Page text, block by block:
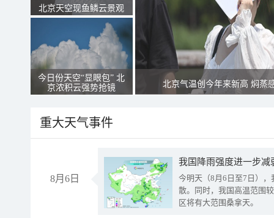
北京天空现鱼鳞云景观
今日份天空“显眼包” 北
京浓积云强势抢镜
北京气温创今年来新高 焖蒸
重大天气事件
8月6日
今明天（8月6日至7日）
散。同时，我国高温范围
区将有大范围桑拿天。